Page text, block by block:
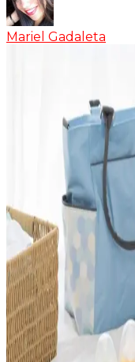
Mariel Gadaleta